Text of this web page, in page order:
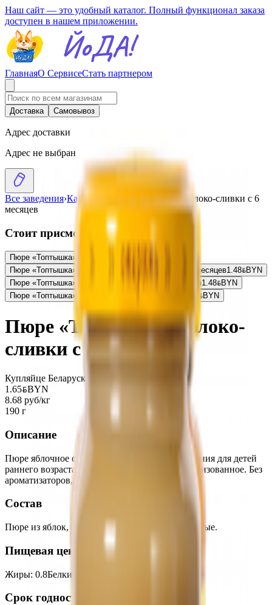
Наш сайт — это удобный каталог. Полный функционал заказа
доступен в нашем приложении.
ГлавнаяО СервисеСтать партнером
Доставка Самовывоз
Адрес доставки
Адрес не выбран
Все заведения›Каталог
Пюре «Топтышка» яблоко-сливки с 6
месяцев
Стоит присмотреться
Пюре «Топтышка» морковь с 4 месяцев
Пюре «Топтышка» яблоко-клубника с сахаром с 6 месяцев1.48BYNBYN
Пюре «Топтышка» персик-яблоко-банан с 6 месяцев1.48BYNBYN
Пюре «Топтышка» из груш и яблок с 5 месяцев
BYNBYN
Пюре «Топтышка» яблоко-
сливки с 6 месяцев
Купляйце Беларускае
1.65BYNBYN
8.68 руб/кг
190 г
Описание
Пюре яблочное со сливками для детского питания для детей
раннего возраста, гомогенизированное, стерилизованное. Без
ароматизаторов, красителей и консервантов.
Состав
Пюре из яблок, сахарный сироп, сливки питьевые.
Пищевая ценность на 100г
Жиры: 0.8Белки
Срок годности